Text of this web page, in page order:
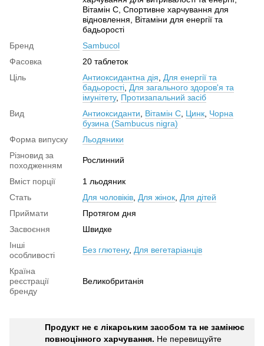
Вітамін C, Спортивне харчування для
відновлення, Вітаміни для енергії та
бадьорості
Бренд
Sambucol
Фасовка
20 таблеток
Ціль
Антиоксидантна дія, Для енергії та
бадьорості, Для загального здоров'я та
імунітету, Протизапальний засіб
Вид
Антиоксиданти, Вітамін С, Цинк, Чорна
бузина (Sambucus nigra)
Форма випуску
Льодяники
Різновид за
походженням
Рослинний
Вміст порції
1 льодяник
Стать
Для чоловіків, Для жінок, Для дітей
Приймати
Протягом дня
Засвоєння
Швидке
Інші
особливості
Без глютену, Для вегетаріанців
Країна
реєстрації
бренду
Великобританія
Продукт не є лікарським засобом та не замінює
повноцінного харчування. Не перевищуйте